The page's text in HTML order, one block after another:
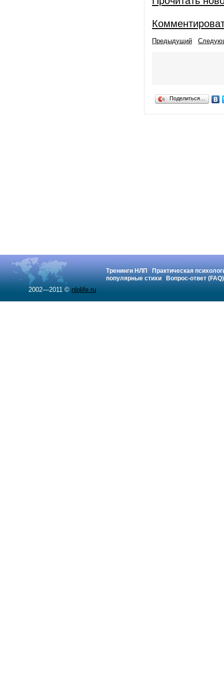
Предыдущий
Поделиться…
Тренинги НЛП
Практическая
популярные стихи
Вопрос-ответ (FAQ)
2002—2011 © nlplife.ru